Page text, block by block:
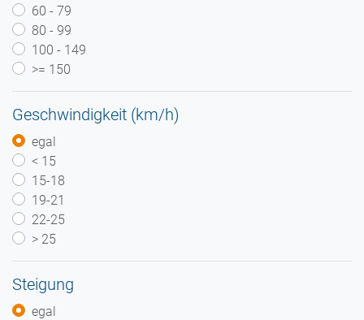
60 - 79
80 - 99
100 - 149
>= 150
Geschwindigkeit (km/h)
egal
< 15
15-18
19-21
22-25
> 25
Steigung
egal